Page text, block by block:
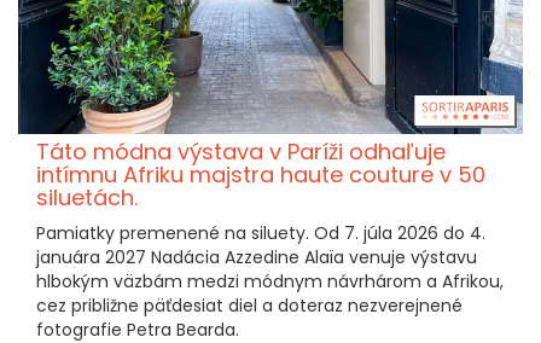
Táto módna výstava v Paríži odhaľuje
intímnu Afriku majstra haute couture v 50
siluetách.
Pamiatky premenené na siluety. Od 7. júla 2026 do 4.
januára 2027 Nadácia Azzedine Alaïa venuje výstavu
hlbokým väzbám medzi módnym návrhárom a Afrikou,
cez približne päťdesiat diel a doteraz nezverejnené
fotografie Petra Bearda.